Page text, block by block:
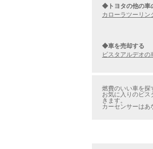
◆トヨタの他の車
カローラツーリン
◆車を売却する
ビスタアルデオの
燃費のいい車を探
お気に入りのビ
きます。
カーセンサーはあ